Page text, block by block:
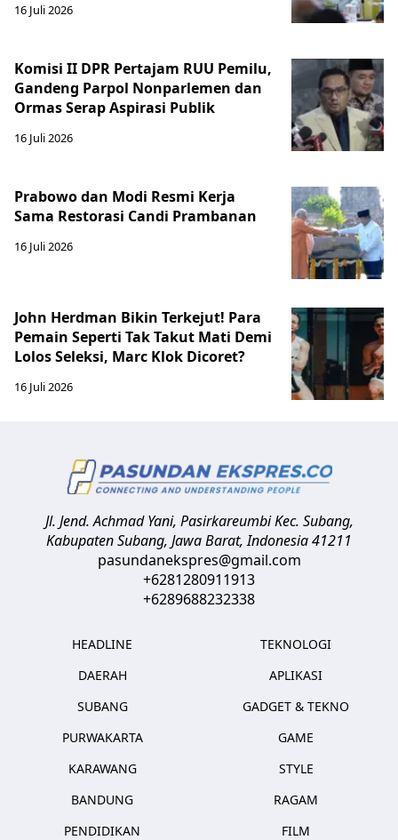
16 Juli 2026
Komisi II DPR Pertajam RUU Pemilu,
Gandeng Parpol Nonparlemen dan
Ormas Serap Aspirasi Publik
16 Juli 2026
Prabowo dan Modi Resmi Kerja
Sama Restorasi Candi Prambanan
16 Juli 2026
John Herdman Bikin Terkejut! Para
Pemain Seperti Tak Takut Mati Demi
Lolos Seleksi, Marc Klok Dicoret?
16 Juli 2026
Jl. Jend. Achmad Yani, Pasirkareumbi Kec. Subang,
Kabupaten Subang, Jawa Barat,Indonesia41211
pasundanekspres@gmail.com
+6281280911913
+6289688232338
HEADLINE
DAERAH
SUBANG
PURWAKARTA
KARAWANG
BANDUNG
PENDIDIKAN
TEKNOLOGI
APLIKASI
GADGET & TEKNO
GAME
STYLE
RAGAM
FILM